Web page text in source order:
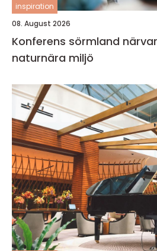
inspiration
08. August 2026
Konferens sörmland närvarande möten i
naturnära miljö